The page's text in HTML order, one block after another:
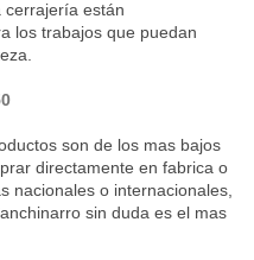
cerrajería están
los trabajos que puedan
son de los mas bajos
directamente en fabrica o
nacionales o internacionales,
sin duda es el mas